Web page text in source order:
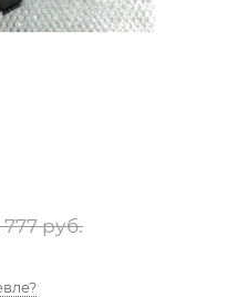
777руб.